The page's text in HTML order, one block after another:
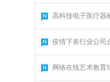
高科技电子医疗器
疫情下各行业公司
网络在线艺术教育